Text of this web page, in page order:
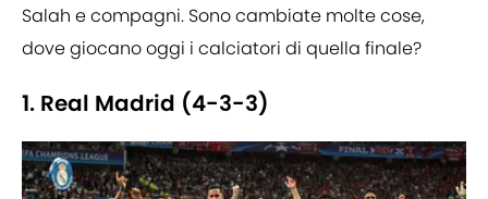
Salah e compagni. Sono cambiate molte cose,
dove giocano oggi i calciatori di quella finale?
1. Real Madrid (4-3-3)